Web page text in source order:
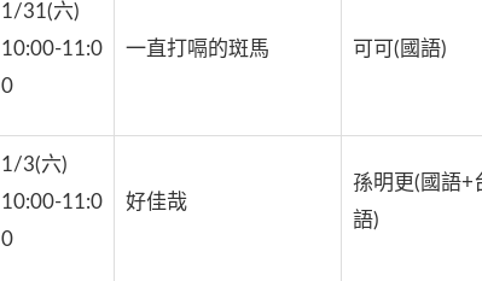
1/31(六)
10:00-11:0
0
一直打嗝的斑馬 可可(國語)
1/3(六)
10:00-11:0
0
好佳哉
孫明更(國語+
語)